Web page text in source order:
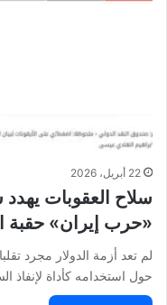
22 أبريل، 2026
سلاح العقوبات
«حرب إيران» حقبة
لم تعد أزمة الدولار مجرد
حول استخدامه كأداة لإنفاذ